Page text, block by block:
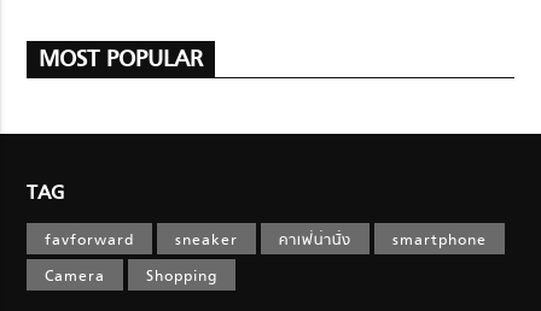
MOST POPULAR
TAG
favforward sneaker คาเฟ่น่านั่ง
smartphone
Camera
Shopping